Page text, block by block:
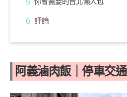
評論
阿義滷肉飯｜停車交通